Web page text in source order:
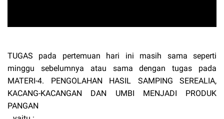
TUGAS pada pertemuan hari ini masih sama seperti
minggu sebelumnya atau sama dengan tugas pada
MATERI-4. PENGOLAHAN HASIL SAMPING SEREALIA,
KACANG-KACANGAN DAN UMBI MENJADI PRODUK
PANGAN